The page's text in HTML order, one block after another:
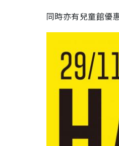
同時亦有兒童館優